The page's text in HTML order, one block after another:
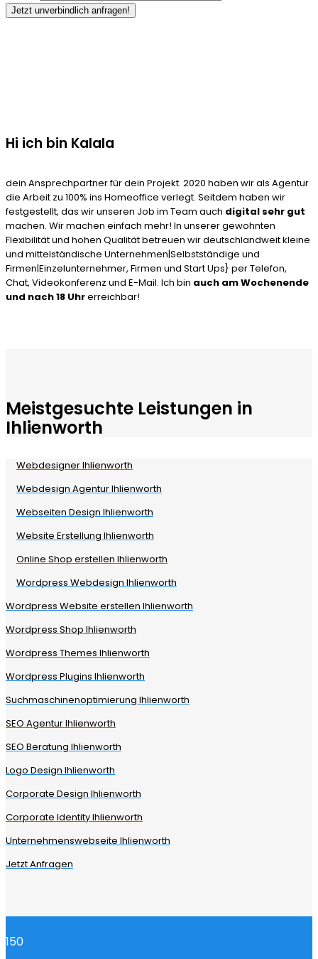
Jetzt unverbindlich anfragen!
Hi ich bin Kalala
dein Ansprechpartner für dein Projekt. 2020 haben wir als Agentur
die Arbeit zu 100% ins Homeoffice verlegt. Seitdem haben wir
festgestellt, das wir unseren Job im Team auch digital sehr gut
machen. Wir machen einfach mehr! In unserer gewohnten
Flexibilität und hohen Qualität betreuen wir deutschlandweit kleine
und mittelständische Unternehmen|Selbstständige und
Firmen|Einzelunternehmer, Firmen und Start Ups} per Telefon,
Chat, Videokonferenz und E-Mail. Ich bin auch am Wochenende
und nach 18 Uhrerreichbar!
Meistgesuchte Leistungen in
Ihlienworth
Webdesigner Ihlienworth
Webdesign Agentur Ihlienworth
Webseiten Design Ihlienworth
Website Erstellung Ihlienworth
Online Shop erstellen Ihlienworth
Wordpress Webdesign Ihlienworth
Wordpress Website erstellen Ihlienworth
Wordpress Shop Ihlienworth
Wordpress Themes Ihlienworth
Wordpress Plugins Ihlienworth
Suchmaschinenoptimierung Ihlienworth
SEO Agentur Ihlienworth
SEO Beratung Ihlienworth
Logo Design Ihlienworth
Corporate Design Ihlienworth
Corporate Identity Ihlienworth
Unternehmenswebseite Ihlienworth
Jetzt Anfragen
150